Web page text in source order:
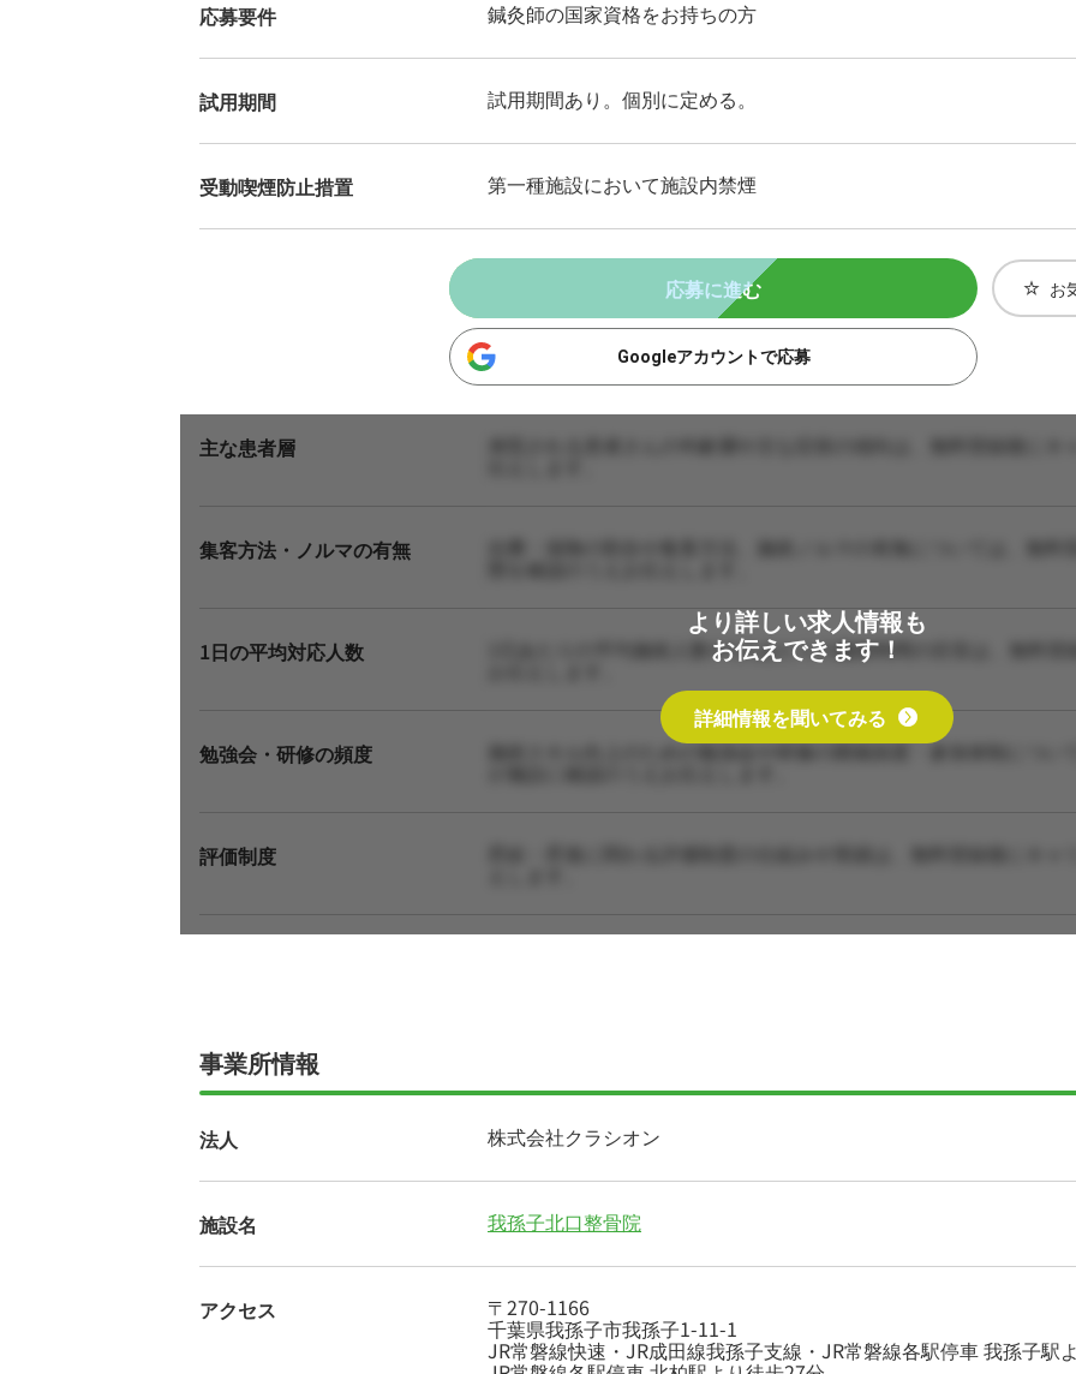
応募要件 鍼灸師の国家資格をお持ちの方
試用期間 試用期間あり。個別に定める。
受動喫煙防止措置 第一種施設において施設内禁煙
応募に進む
Googleアカウントで応募
お
主な患者層 来院される患者さんの年齢層や主な症状の傾向は、無料登録後に
集客方法・ノルマの有無 自費・保険の割合や集客方法、施術ノルマの有無については、無
1日の平均対応人数 1日あたりの平均施術人数や1人あたりの施術時間の目安は、無料
勉強会・研修の頻度 施術スキル向上のための勉強会や研修の開催頻度・参加体制につ
評価制度
より詳しい求人情報も
お伝えできます！
詳細情報を聞いてみる
事業所情報
法人 株式会社クラシオン
施設名 我孫子北口整骨院
アクセス 〒270-1166
千葉県我孫子市我孫子1-11-1
JR常磐線快速・JR成田線我孫子支線・JR常磐線各駅停車 我孫子駅